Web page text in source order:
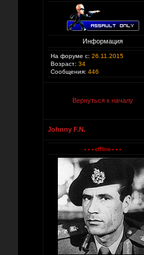
Информация
На форуме с: 26.11.2015
Возраст: 34
Сообщения: 446
Вернуться к началу
Johnny F.N.